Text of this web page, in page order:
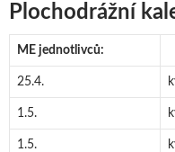
Plochodrážní
ME jednotlivců:
25.4.
1.5.
1.5.